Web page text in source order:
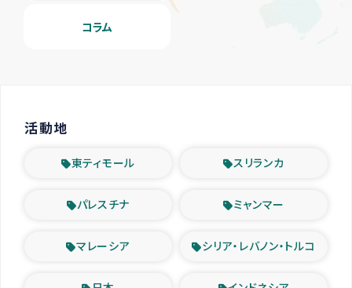
コラム
活動地
東ティモール スリランカ
パレスチナ ミャンマー
マレーシア シリア・レバノン・トルコ